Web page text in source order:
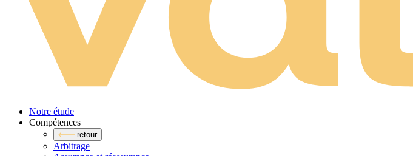
Notre étude
Compé­tences
retour
Arbitrage